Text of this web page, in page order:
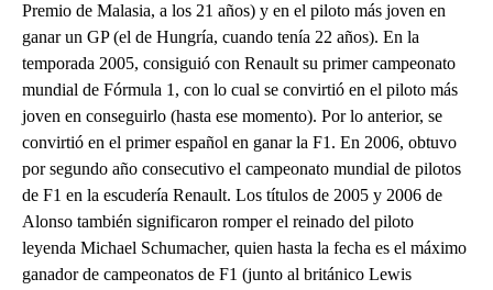
Premio de Malasia, a los 21 años) y en el piloto más joven en
ganar un GP (el de Hungría, cuando tenía 22 años). En la
temporada 2005, consiguió con Renault su primer campeonato
mundial de Fórmula 1, con lo cual se convirtió en el piloto más
joven en conseguirlo (hasta ese momento). Por lo anterior, se
convirtió en el primer español en ganar la F1. En 2006, obtuvo
por segundo año consecutivo el campeonato mundial de pilotos
de F1 en la escudería Renault. Los títulos de 2005 y 2006 de
Alonso también significaron romper el reinado del piloto
leyenda Michael Schumacher, quien hasta la fecha es el máximo
ganador de campeonatos de F1 (junto al británico Lewis